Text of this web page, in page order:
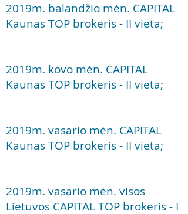
2019m. balandžio mėn. CAPITAL
Kaunas TOP brokeris - II vieta;
2019m. kovo mėn. CAPITAL
Kaunas TOP brokeris - II vieta;
2019m. vasario mėn. CAPITAL
Kaunas TOP brokeris - II vieta;
2019m. vasario mėn. visos
Lietuvos CAPITAL TOP brokeris - I